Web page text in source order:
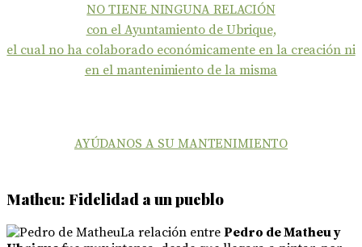
NO TIENE NINGUNA RELACIÓN
con el Ayuntamiento de Ubrique,
el cual no ha colaborado económicamente en la creación ni
en el mantenimiento de la misma
AYÚDANOS A SU MANTENIMIENTO
Matheu: Fidelidad a un pueblo
La relación entre Pedro de Matheu y